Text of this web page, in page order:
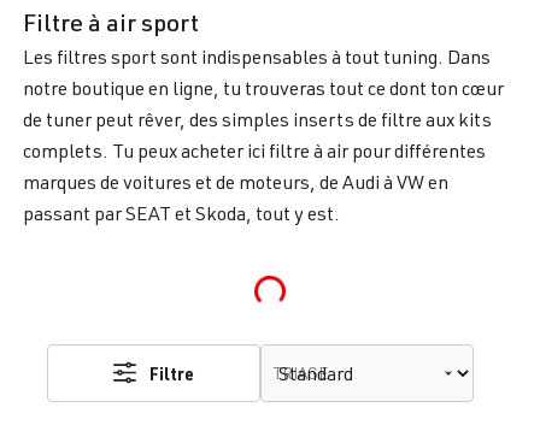
Filtre à air sport
Les filtres sport sont indispensables à tout tuning. Dans
notre boutique en ligne, tu trouveras tout ce dont ton cœur
de tuner peut rêver, des simples inserts de filtre aux kits
complets. Tu peux acheter ici filtre à air pour différentes
marques de voitures et de moteurs, de Audi à VW en
passant par SEAT et Skoda, tout y est.
Loading...
Filtre TRIAGE